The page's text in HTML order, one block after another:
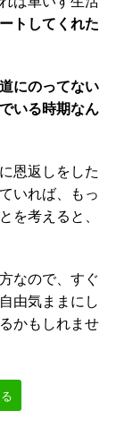
トしてくれた
にのってない
いる時期なん
恩返しをした
いれば、もっ
を考えると、
なので、すぐ
由気ままにし
かもしれませ